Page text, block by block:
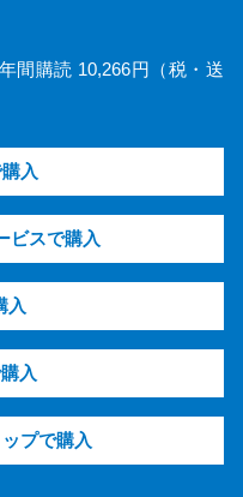
間購読 10,266円（税・送
入
ビスで購入
入
入
プで購入